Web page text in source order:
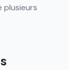
plusieurs